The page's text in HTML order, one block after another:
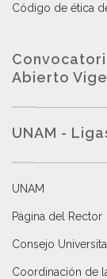
Código de ética
Abierto
UNAM -
UNAM
Página del Rector
Consejo
Coordinación de